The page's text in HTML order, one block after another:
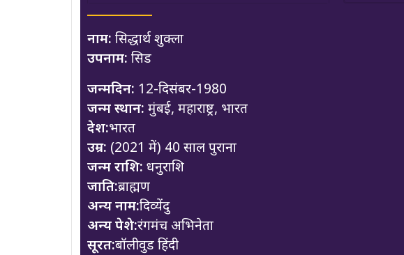
नाम: सिद्धार्थ शुक्ला
उपनाम: सिड
जन्मदिन: 12-दिसंबर-1980
जन्म स्थान: मुंबई, महाराष्ट्र, भारत
देश:भारत
उम्र: (2021 में) 40 साल पुराना
जन्म राशि: धनुराशि
जाति:ब्राह्मण
अन्य नाम:दिव्येंदु
अन्य पेशे:रंगमंच अभिनेता
सूरत:बॉलीवुड हिंदी